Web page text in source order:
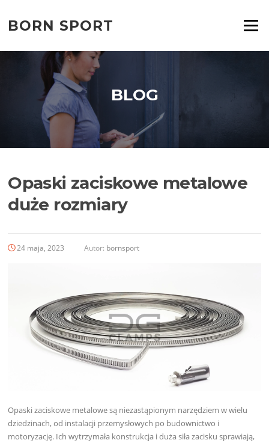
treściBORN SPORT Menu
BLOG
Opaski zaciskowe metalowe
duże rozmiary
24 maja, 2023 Autor: bornsport
Opaski zaciskowe metalowe są niezastąpionym narzędziem w wielu
dziedzinach, od instalacji przemysłowych po budownictwo i
motoryzację. Ich wytrzymała konstrukcja i duża siła zacisku sprawiają,